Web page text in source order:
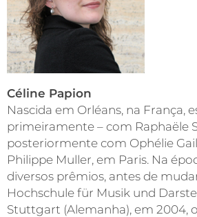
Céline Papion
Nascida em Orléans, na França,
primeiramente – com Raphaële
posteriormente com Ophélie
Philippe Muller, em Paris. Na
diversos prêmios, antes de
Hochschule für Musik und
Stuttgart (Alemanha), em 2004,